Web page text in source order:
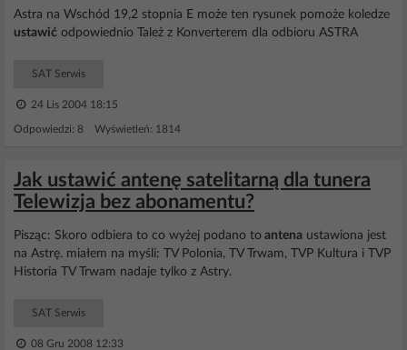
Astra na Wschód 19,2 stopnia E może ten rysunek pomoże koledze
ustawić odpowiednio Tależ z Konverterem dla odbioru ASTRA
SAT Serwis
24 Lis 2004 18:15
Odpowiedzi: 8 Wyświetleń: 1814
Jak ustawić antenę satelitarną dla tunera
Telewizja bez abonamentu?
Pisząc: Skoro odbiera to co wyżej podano to antena ustawiona jest
na Astrę. miałem na myśli: TV Polonia, TV Trwam, TVP Kultura i TVP
Historia TV Trwam nadaje tylko z Astry.
SAT Serwis
08 Gru 2008 12:33